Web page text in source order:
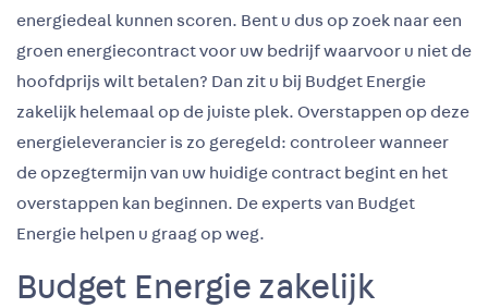
energiedeal kunnen scoren. Bent u dus op zoek naar een
groen energiecontract voor uw bedrijf waarvoor u niet de
hoofdprijs wilt betalen? Dan zit u bij Budget Energie
zakelijk helemaal op de juiste plek. Overstappen op deze
energieleverancier is zo geregeld: controleer wanneer
de opzegtermijn van uw huidige contract begint en het
overstappen kan beginnen. De experts van Budget
Energie helpen u graag op weg.
Budget Energie zakelijk